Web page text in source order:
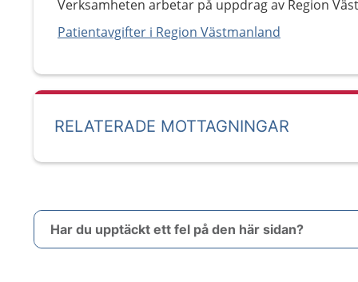
Verksamheten arbetar på uppdrag av Region
Patientavgifter i Region Västmanland
RELATERADE MOTTAGNINGAR
Har du upptäckt ett fel på den här sidan?